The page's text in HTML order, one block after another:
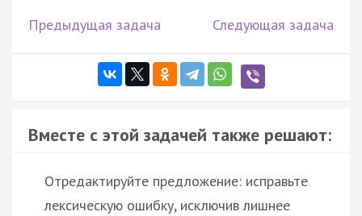
Предыдущая задача Следующая задача
Вместе с этой задачей также решают:
Отредактируйте предложение: исправьте
лексическую ошибку, исключив лишнее